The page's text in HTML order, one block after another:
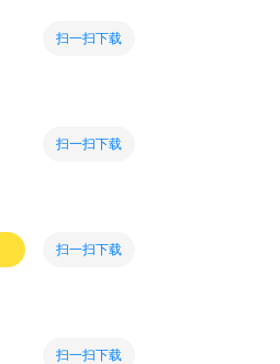
扫一扫下载
扫一扫下载
扫一扫下载
扫一扫下载